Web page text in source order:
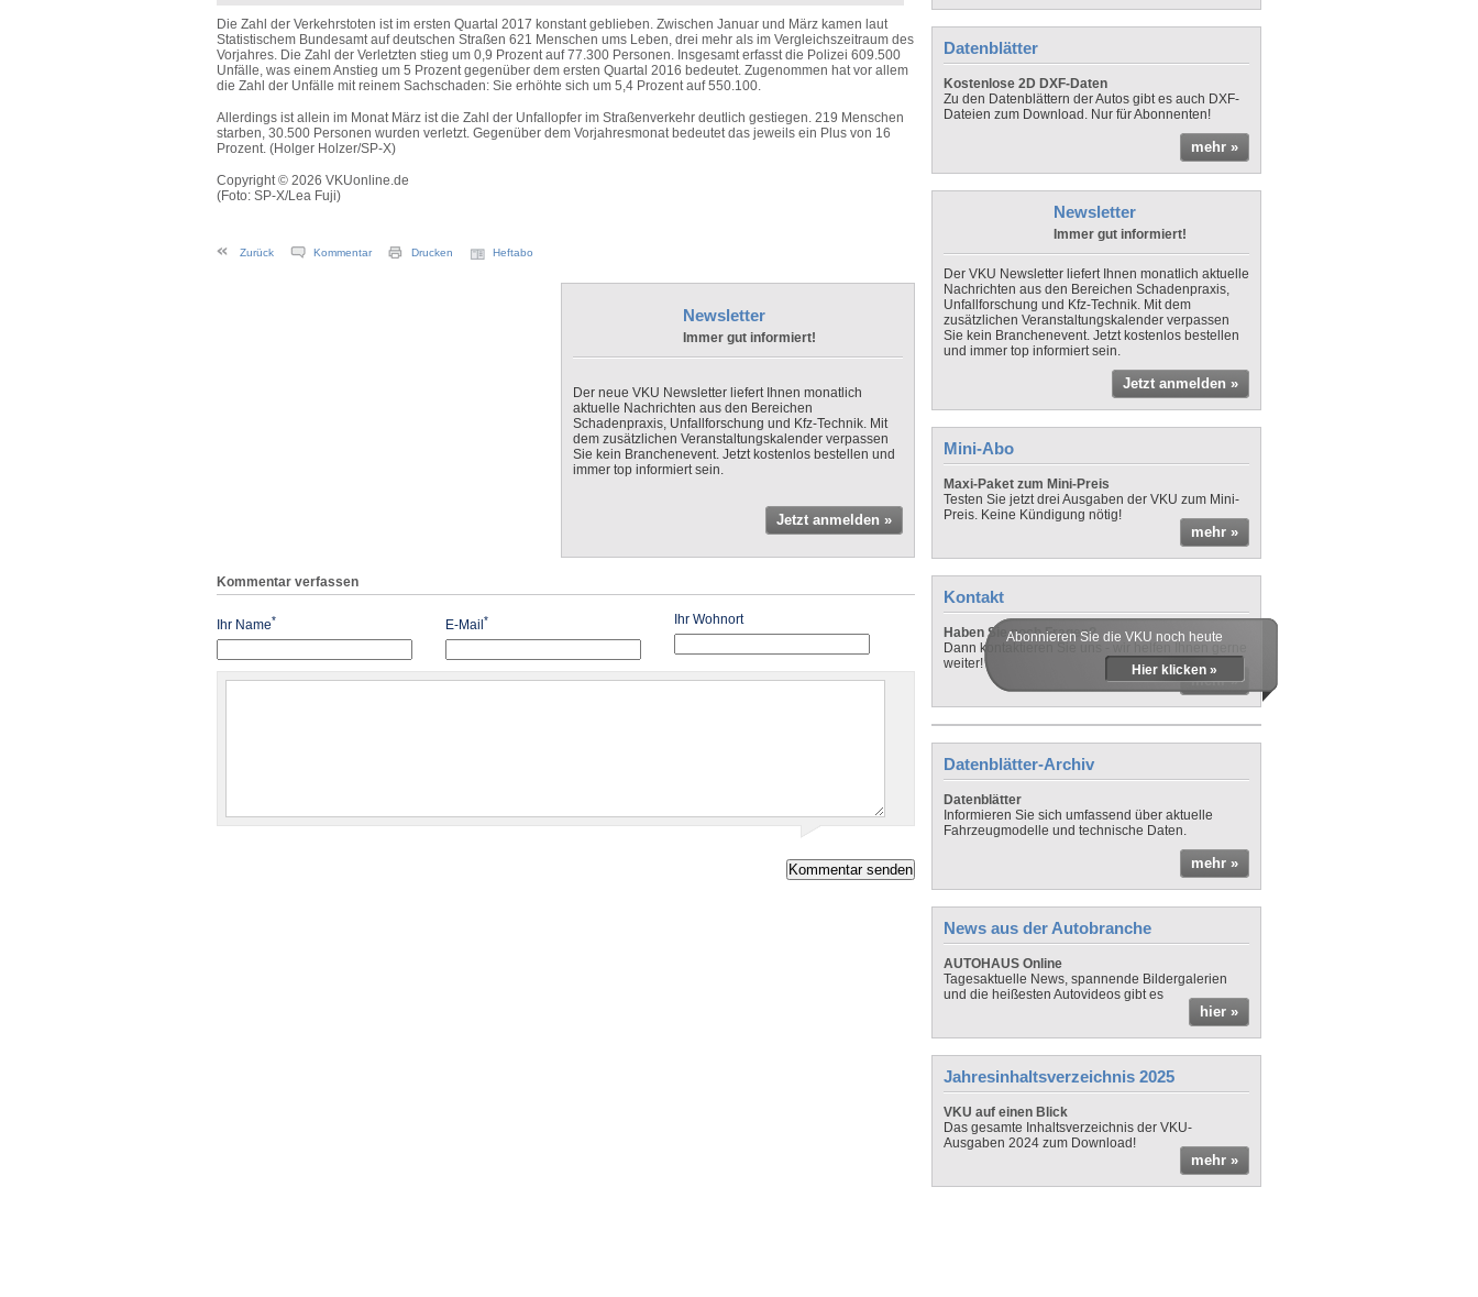
Die Zahl der Verkehrstoten ist im ersten Quartal 2017 konstant geblieben. Zwischen Januar und März kamen laut
Statistischem Bundesamt auf deutschen Straßen 621 Menschen ums Leben, drei mehr als im Vergleichszeitraum des
Vorjahres. Die Zahl der Verletzten stieg um 0,9 Prozent auf 77.300 Personen. Insgesamt erfasst die Polizei 609.500
Unfälle, was einem Anstieg um 5 Prozent gegenüber dem ersten Quartal 2016 bedeutet. Zugenommen hat vor allem
die Zahl der Unfälle mit reinem Sachschaden: Sie erhöhte sich um 5,4 Prozent auf 550.100.
Allerdings ist allein im Monat März ist die Zahl der Unfallopfer im Straßenverkehr deutlich gestiegen. 219 Menschen
starben, 30.500 Personen wurden verletzt. Gegenüber dem Vorjahresmonat bedeutet das jeweils ein Plus von 16
Prozent. (Holger Holzer/SP-X)
Copyright © 2026 VKUonline.de
(Foto: SP-X/Lea Fuji)
Zurück Kommentar Drucken Heftabo
Newsletter
Immer gut informiert!
Der neue VKU Newsletter liefert Ihnen monatlich
aktuelle Nachrichten aus den Bereichen
Schadenpraxis, Unfallforschung und Kfz-Technik. Mit
dem zusätzlichen Veranstaltungskalender verpassen
Sie kein Branchenevent. Jetzt kostenlos bestellen und
immer top informiert sein.
Jetzt anmelden »
Kommentar verfassen
Ihr Name* E-Mail* Ihr Wohnort
Datenblätter
Kostenlose 2D DXF-Daten
Zu den Datenblättern der Autos gibt es auch DXF-
Dateien zum Download. Nur für Abonnenten!
mehr »
Newsletter
Immer gut informiert!
Der VKU Newsletter liefert Ihnen monatlich aktuelle
Nachrichten aus den Bereichen Schadenpraxis,
Unfallforschung und Kfz-Technik. Mit dem
zusätzlichen Veranstaltungskalender verpassen
Sie kein Branchenevent. Jetzt kostenlos bestellen
und immer top informiert sein.
Jetzt anmelden »
Mini-Abo
Maxi-Paket zum Mini-Preis
Testen Sie jetzt drei Ausgaben der VKU zum Mini-
Preis. Keine Kündigung nötig!
mehr »
Kontakt
Haben Sie noch Fragen?
Dann kontaktieren Sie uns - wir helfen Ihnen gerne
weiter!
mehr »
Abonnieren Sie die VKU noch heute
Hier klicken »
Datenblätter-Archiv
Datenblätter
Informieren Sie sich umfassend über aktuelle
Fahrzeugmodelle und technische Daten.
mehr »
News aus der Autobranche
AUTOHAUS Online
Tagesaktuelle News, spannende Bildergalerien
und die heißesten Autovideos gibt es
hier »
Jahresinhaltsverzeichnis 2025
VKU auf einen Blick
Das gesamte Inhaltsverzeichnis der VKU-
Ausgaben 2024 zum Download!
mehr »